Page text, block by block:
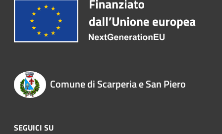
Comune di Scarperia e San Piero
SEGUICI SU